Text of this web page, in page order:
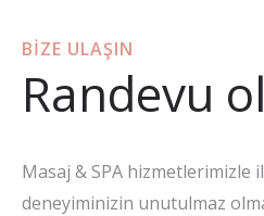
BIZE ULAŞIN
Randevu
Masaj & SPA hizmetlerimizle
deneyiminizin unutulmaz